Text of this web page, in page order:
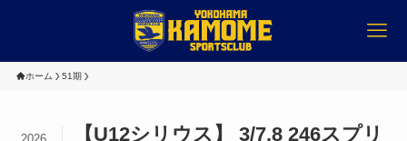
ホーム 51期
【U12シリウス】 3/7.8 246スプリ